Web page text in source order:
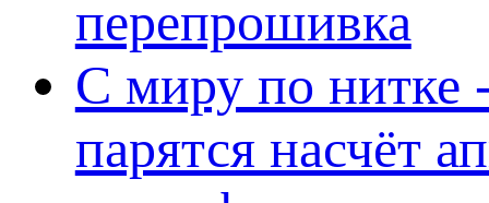
перепрошивка
С миру по нитке
парятся насчёт